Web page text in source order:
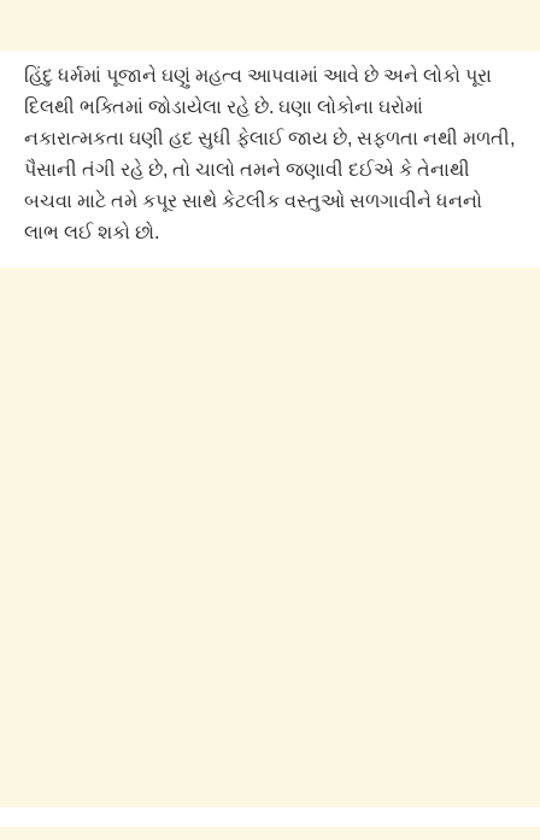
હિંદુ ધર્મમાં પૂજાને ઘણું મહત્વ આપવામાં આવે છે અને લોકો પૂરા
દિલથી ભક્તિમાં જોડાયેલા રહે છે. ઘણા લોકોના ઘરોમાં
નકારાત્મકતા ઘણી હદ સુધી ફેલાઈ જાય છે, સફળતા નથી મળતી,
પૈસાની તંગી રહે છે, તો ચાલો તમને જણાવી દઈએ કે તેનાથી
બચવા માટે તમે કપૂર સાથે કેટલીક વસ્તુઓ સળગાવીને ધનનો
લાભ લઈ શકો છો.